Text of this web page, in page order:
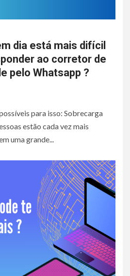
dia está mais difícil
ao corretor de
pelo Whatsapp ?
para isso: Sobrecarga
estão cada vez mais
uma grande...